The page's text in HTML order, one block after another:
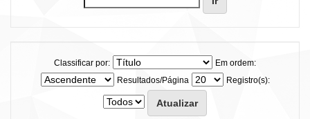
Classificar por:
Em ordem:
Resultados/Página
Registro(s):